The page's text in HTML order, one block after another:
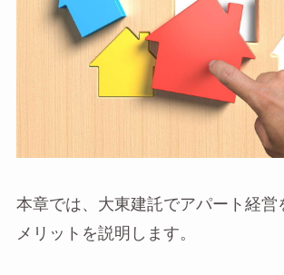
本章では、大東建託でアパート経営
メリットを説明します。